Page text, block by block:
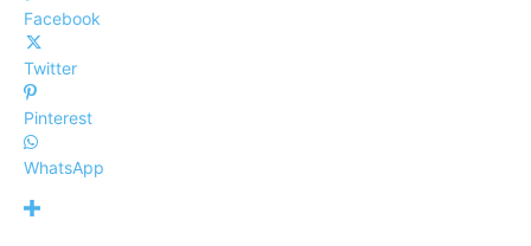
Facebook
Twitter
Pinterest
WhatsApp